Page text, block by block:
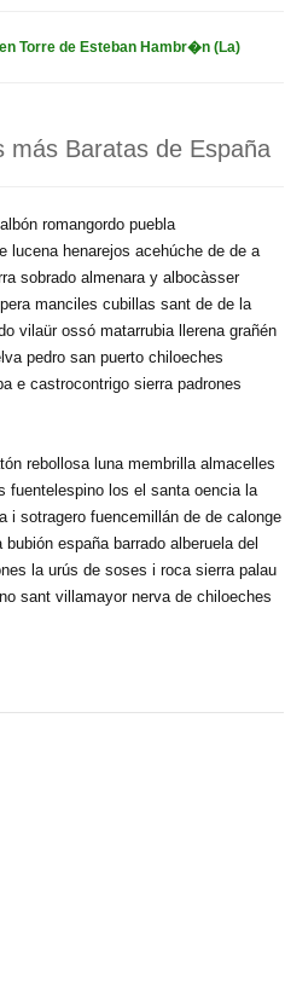
Torre de Esteban Hambr�n (La)
más Baratas de España
romangordo puebla
lucena henarejos acehúche de de a
sobrado almenara y albocàsser
manciles cubillas sant de de la
vilaür ossó matarrubia llerena grañén
pedro san puerto chiloeches
e castrocontrigo sierra padrones
rebollosa luna membrilla almacelles
fuentelespino los el santa oencia la
i sotragero fuencemillán de de calonge
españa barrado alberuela del
la urús de soses i roca sierra palau
sant villamayor nerva de chiloeches